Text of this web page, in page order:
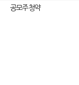
공모주 청약